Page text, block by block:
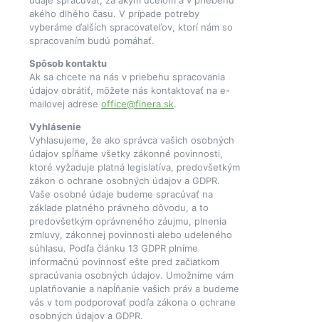
akého dlhého času. V prípade potreby
vyberáme ďalších spracovateľov, ktorí nám so
spracovaním budú pomáhať.
Spôsob kontaktu
Ak sa chcete na nás v priebehu spracovania
údajov obrátiť, môžete nás kontaktovať na e-
mailovej adrese office@finera.sk.
Vyhlásenie
Vyhlasujeme, že ako správca vašich osobných
údajov spĺňame všetky zákonné povinnosti,
ktoré vyžaduje platná legislatíva, predovšetkým
zákon o ochrane osobných údajov a GDPR.
Vaše osobné údaje budeme spracúvať na
základe platného právneho dôvodu, a to
predovšetkým oprávneného záujmu, plnenia
zmluvy, zákonnej povinnosti alebo udeleného
súhlasu. Podľa článku 13 GDPR plníme
informačnú povinnosť ešte pred začiatkom
spracúvania osobných údajov. Umožníme vám
uplatňovanie a napĺňanie vašich práv a budeme
vás v tom podporovať podľa zákona o ochrane
osobných údajov a GDPR.